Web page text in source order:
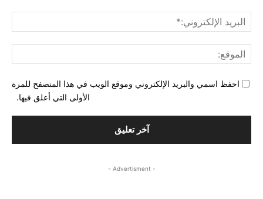
احفظ اسمي والبريد الإلكتروني وموقع الويب في هذا المتصفح للمرة
الأولى التي أعلق فيها.
- Advertisment -